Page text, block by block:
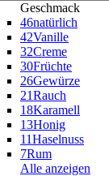
Geschmack
46natürlich
42Vanille
32Creme
30Früchte
26Gewürze
21Rauch
18Karamell
13Honig
11Haselnuss
7Rum
Alle anzeigen